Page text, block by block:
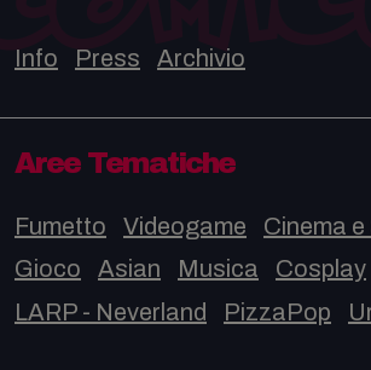
Info Press Archivio
Aree Tematiche
Fumetto Videogame
Cinema e
Gioco
Asian Musica Cosplay
LARP - Neverland
PizzaPop